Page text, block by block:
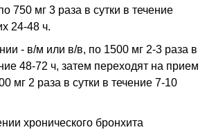
750 мг 3 раза в сутки в течение
24-48 ч.
- в/м или в/в, по 1500 мг 2-3 раза в
48-72 ч, затем переходят на прием
мг 2 раза в сутки в течение 7-10
хронического бронхита